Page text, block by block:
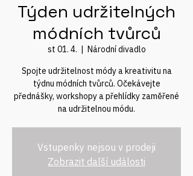
Týden udržitelných
módních tvůrců
st 01. 4.
  |
Národní divadlo
Spojte udržitelnost módy a kreativitu na
týdnu módních tvůrců. Očekávejte
přednášky, workshopy a přehlídky zaměřené
na udržitelnou módu.
Vstupenky nejsou v prodeji
Zobrazit další události